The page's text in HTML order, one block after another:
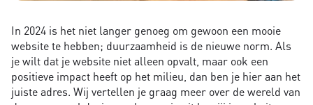
In 2024 is het niet langer genoeg om gewoon een mooie
website te hebben; duurzaamheid is de nieuwe norm. Als
je wilt dat je website niet alleen opvalt, maar ook een
positieve impact heeft op het milieu, dan ben je hier aan het
juiste adres. Wij vertellen je graag meer over de wereld van